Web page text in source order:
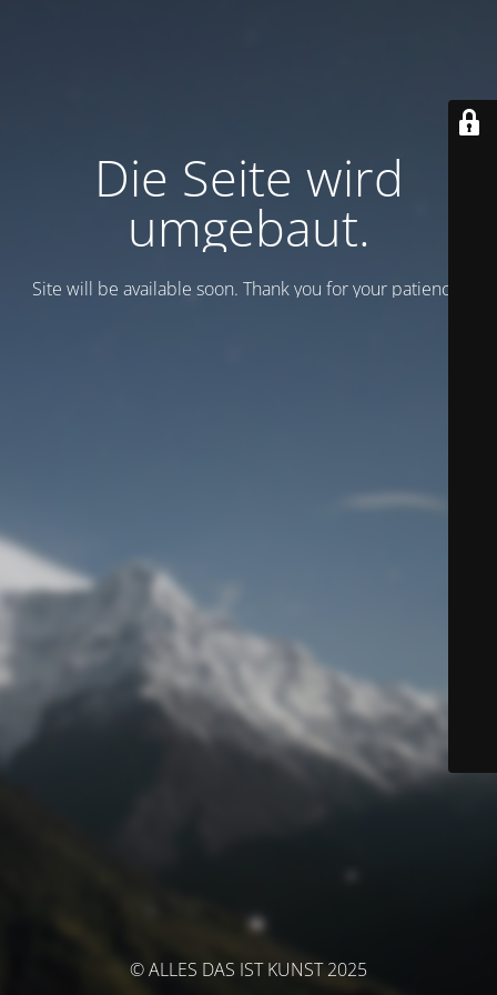
Die Seite wird
umgebaut.
Site will be available soon. Thank you for your patience!
© ALLES DAS IST KUNST 2025